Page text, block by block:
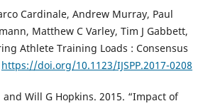
Cardinale, Andrew Murray, Paul
Matthew C Varley, Tim J Gabbett,
Athlete Training Loads : Consensus
https://doi.org/10.1123/IJSPP.2017-0208
and Will G Hopkins. 2015. “Impact of